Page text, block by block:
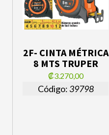
2F- CINTA MÉTRICA
8 MTS TRUPER
₡3.270,00
Código: 39798